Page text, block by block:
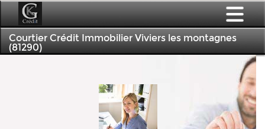
Courtier Crédit Immobilier Viviers les montagnes
(81290)